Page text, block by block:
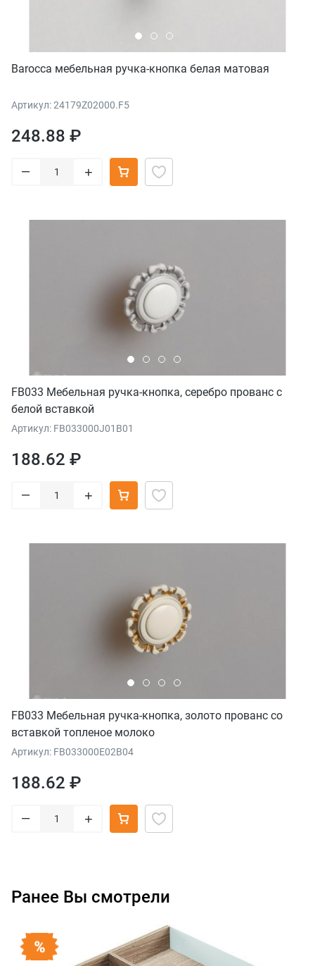
Barocca мебельная ручка-кнопка белая матовая
Артикул: 24179Z02000.F5
248.88 ₽
– +
FB033 Мебельная ручка-кнопка, серебро прованс с
белой вставкой
Артикул: FB033000J01B01
188.62 ₽
– +
FB033 Мебельная ручка-кнопка, золото прованс со
вставкой топленое молоко
Артикул: FB033000E02B04
188.62 ₽
– +
Ранее Вы смотрели